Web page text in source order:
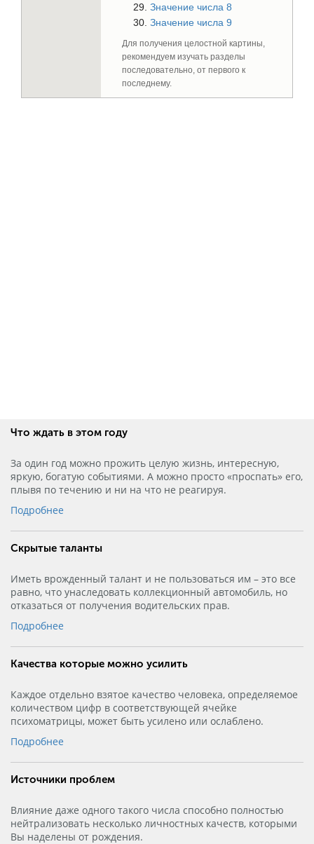
Значение числа 8
Значение числа 9
Для получения целостной картины,
рекомендуем изучать разделы
последовательно, от первого к
последнему.
Что ждать в этом году
За один год можно прожить целую жизнь, интересную,
яркую, богатую событиями. А можно просто «проспать» его,
плывя по течению и ни на что не реагируя.
Подробнее
Скрытые таланты
Иметь врожденный талант и не пользоваться им – это все
равно, что унаследовать коллекционный автомобиль, но
отказаться от получения водительских прав.
Подробнее
Качества которые можно усилить
Каждое отдельно взятое качество человека, определяемое
количеством цифр в соответствующей ячейке
психоматрицы, может быть усилено или ослаблено.
Подробнее
Источники проблем
Влияние даже одного такого числа способно полностью
нейтрализовать несколько личностных качеств, которыми
Вы наделены от рождения.